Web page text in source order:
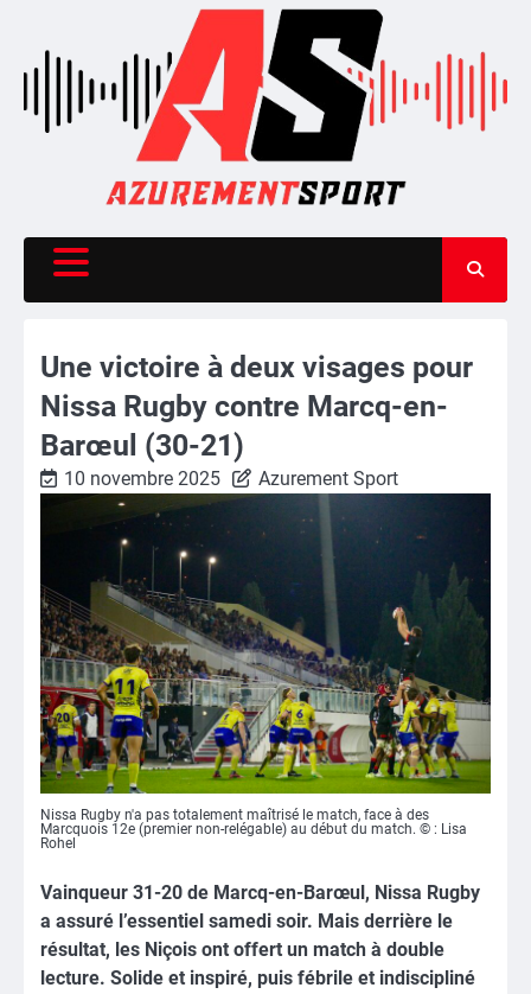
content
Une victoire à deux visages pour
Nissa Rugby contre Marcq-en-
Barœul (30-21)
10 novembre 2025 Azurement Sport
Nissa Rugby n'a pas totalement maîtrisé le match, face à des
Marcquois 12e (premier non-relégable) au début du match. © : Lisa
Rohel
Vainqueur 31-20 de Marcq-en-Barœul, Nissa Rugby
a assuré l’essentiel samedi soir. Mais derrière le
résultat, les Niçois ont offert un match à double
lecture. Solide et inspiré, puis fébrile et indiscipliné